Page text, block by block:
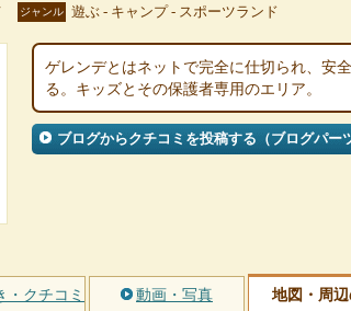
ジャンル 遊ぶ - キャンプ - スポーツランド
ゲレンデとはネットで完全に仕切られ、安
る。キッズとその保護者専用のエリア。
ブログからクチコミを投稿する（ブログパー
・クチコミ 動画・写真 地図・周